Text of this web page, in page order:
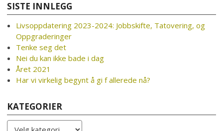
SISTE INNLEGG
Livsoppdatering 2023-2024: Jobbskifte, Tatovering, og
Oppgraderinger
Tenke seg det
Nei du kan ikke bade i dag
Året 2021
Har vi virkelig begynt å gi f allerede nå?
KATEGORIER
Kategorier